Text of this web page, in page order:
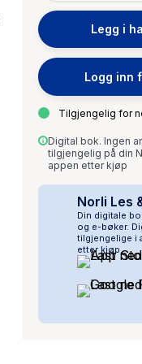
Legg i
Logg inn
Tilgjengelig for
Digital bok. Ingen
tilgjengelig på din
appen etter kjøp
Norli Les
Din digitale
og e-bøker.
tilgjengelige i
etter kjøp.